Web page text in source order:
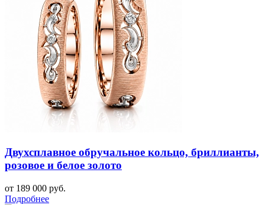
Двухсплавное обручальное кольцо, бриллианты,
розовое и белое золото
от 189 000 руб.
Подробнее